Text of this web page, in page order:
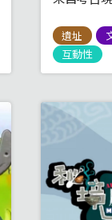
遺址
互動性